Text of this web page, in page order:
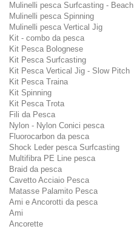
Mulinelli pesca Surfcasting - Beach
Mulinelli pesca Spinning
Mulinelli pesca Vertical Jig
Kit - combo da pesca
Kit Pesca Bolognese
Kit Pesca Surfcasting
Kit Pesca Vertical Jig - Slow Pitch
Kit Pesca Traina
Kit Spinning
Kit Pesca Trota
Fili da Pesca
Nylon - Nylon Conici pesca
Fluorocarbon da pesca
Shock Leder pesca Surfcasting
Multifibra PE Line pesca
Braid da pesca
Cavetto Acciaio Pesca
Matasse Palamito Pesca
Ami e Ancorotti da pesca
Ami
Ancorette